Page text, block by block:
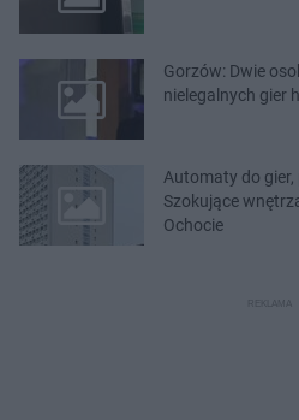
Gorzów: Dwie
nielegalnych gier
Automaty do gier,
Szokujące
Ochocie